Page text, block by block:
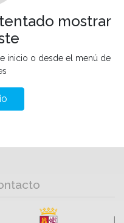
mostrar
inicio o desde el menú de